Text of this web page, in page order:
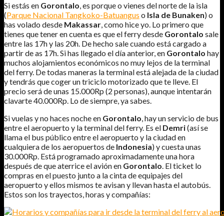
Si estás en Gorontalo, es porque o vienes del norte de la isla
(Parque Nacional Tangkoko-Batuangus o Isla de Bunaken) o
has volado desde Makassar, como hice yo. Lo primero que
tienes que tener en cuenta es que el ferry desde Gorontalo sale
entre las 17h y las 20h. De hecho sale cuando está cargado a
partir de as 17h. Si has llegado el día anterior, en Gorontalo hay
muchos alojamientos económicos no muy lejos de la terminal
del ferry. De todas maneras la terminal está alejada de la ciudad
y tendrás que coger un triciclo motorizado que te lleve. El
precio será de unas 15.000Rp (2 personas), aunque intentarán
clavarte 40.000Rp. Lo de siempre, ya sabes.
Si vuelas y no haces noche en Gorontalo, hay un servicio de bus
entre el aeropuerto y la terminal del ferry. Es el Demri(así se
llama el bus público entre el aeropuerto y la ciudad en
cualquiera de los aeropuertos de Indonesia) y cuesta unas
30.000Rp. Está programado aproximadamente una hora
después de que aterrice el avión en Gorontalo. El ticket lo
compras en el puesto junto a la cinta de equipajes del
aeropuerto y ellos mismos te avisan y llevan hasta el autobús.
Estos son los trayectos, horas y compañías: